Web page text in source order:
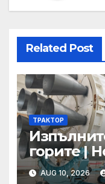
Related Post
ТРАКТОР
горите |
AUG 10, 2026